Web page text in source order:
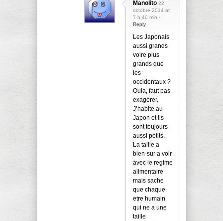
Manolito 22
octobre 2014 at
7 h 40 min -
Reply
Les Japonais
aussi grands
voire plus
grands que
les
occidentaux ?
Oula, faut pas
exagérer.
J’habite au
Japon et ils
sont toujours
aussi petits.
La taille a
bien-sur a voir
avec le regime
alimentaire
mais sache
que chaque
etre humain
qui ne a une
taille